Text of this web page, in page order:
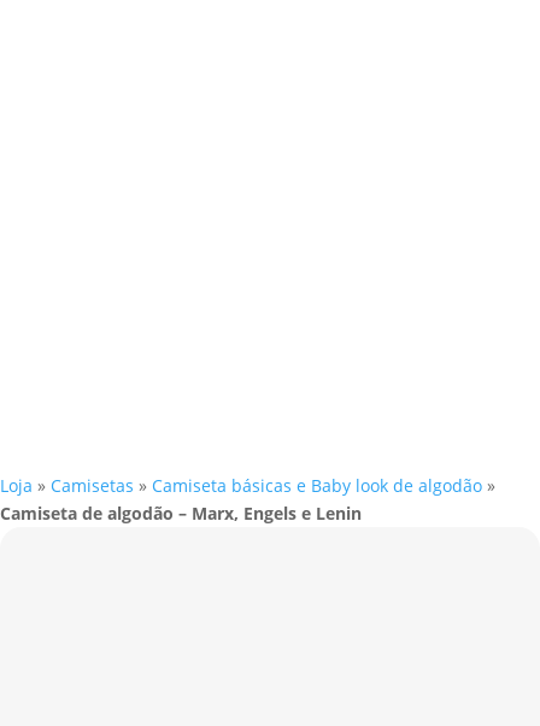
Loja » Camisetas » Camiseta básicas e Baby look de algodão »
Camiseta de algodão – Marx, Engels e Lenin